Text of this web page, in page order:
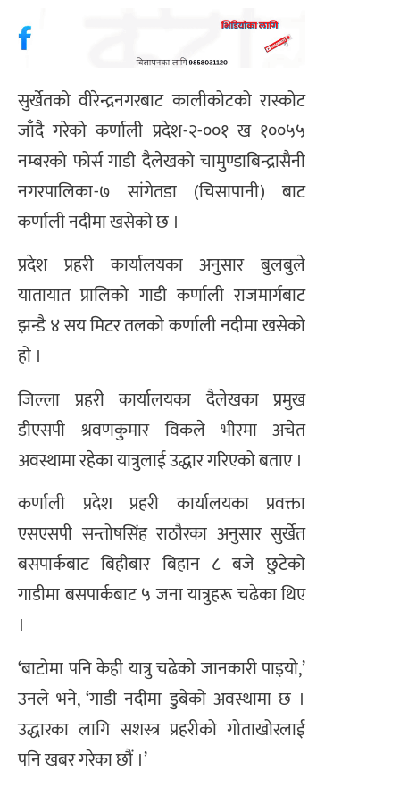
सुर्खेतको वीरेन्द्रनगरबाट कालीकोटको रास्कोट
जाँदै गरेको कर्णाली प्रदेश-२-००१ ख १००५५
नम्बरको फोर्स गाडी दैलेखको चामुण्डाबिन्द्रासैनी
नगरपालिका-७ सांगेतडा (चिसापानी) बाट
कर्णाली नदीमा खसेको छ ।
प्रदेश प्रहरी कार्यालयका अनुसार बुलबुले
यातायात प्रालिको गाडी कर्णाली राजमार्गबाट
झन्डै ४ सय मिटर तलको कर्णाली नदीमा खसेको
हो ।
जिल्ला प्रहरी कार्यालयका दैलेखका प्रमुख
डीएसपी श्रवणकुमार विकले भीरमा अचेत
अवस्थामा रहेका यात्रुलाई उद्धार गरिएको बताए ।
कर्णाली प्रदेश प्रहरी कार्यालयका प्रवक्ता
एसएसपी सन्तोषसिंह राठौरका अनुसार सुर्खेत
बसपार्कबाट बिहीबार बिहान ८ बजे छुटेको
गाडीमा बसपार्कबाट ५ जना यात्रुहरू चढेका थिए
।
‘बाटोमा पनि केही यात्रु चढेको जानकारी पाइयो,’
उनले भने, ‘गाडी नदीमा डुबेको अवस्थामा छ ।
उद्धारका लागि सशस्त्र प्रहरीको गोताखोरलाई
पनि खबर गरेका छौं ।’